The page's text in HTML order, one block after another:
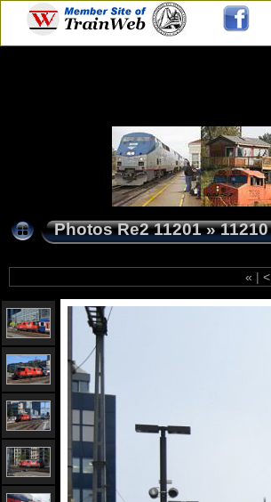
Photos Re2 11201»11210
« | <